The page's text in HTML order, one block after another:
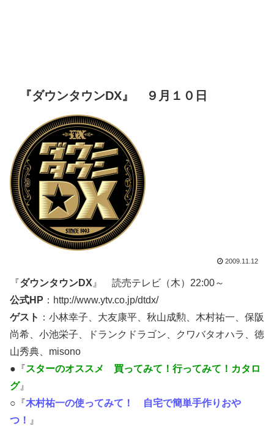
『ダウンタウンDX』 ９月１０日
2009.11.12
『ダウンタウンDX 』 読売テレビ（木）22:00～
公式HP ：http://www.ytv.co.jp/dtdx/
ゲスト ：小林幸子、大友康平、秋山成勲、木村祐一、保阪
尚希、小池栄子、ドランクドラゴン、クワバタオハラ、徳
山秀典、misono
●『スターのオススメ 買ってみて！行ってみて！カタロ
グ』
○『木村祐一の使ってみて！ 自宅で簡単手作りおや
つ！ 』